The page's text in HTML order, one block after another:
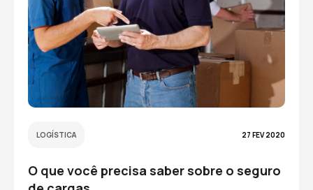
LOGÍSTICA 27 FEV 2020
O que você precisa saber sobre o seguro